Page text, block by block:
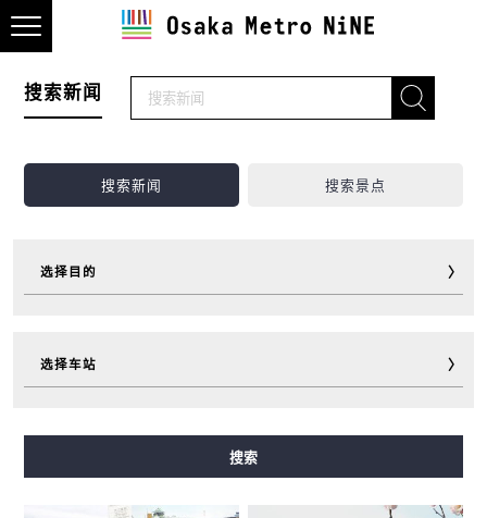
搜索新闻
搜索新闻 搜索景点
选择目的
游玩
选择车站
搜索